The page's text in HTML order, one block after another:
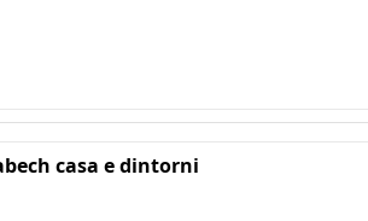
casa e dintorni